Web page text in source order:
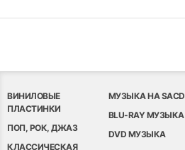
ВИНИЛОВЫЕ
ПЛАСТИНКИ
ПОП, РОК, ДЖАЗ
КЛАССИЧЕСКАЯ
МУЗЫКА НА SACD
BLU-RAY МУЗЫКА
DVD МУЗЫКА